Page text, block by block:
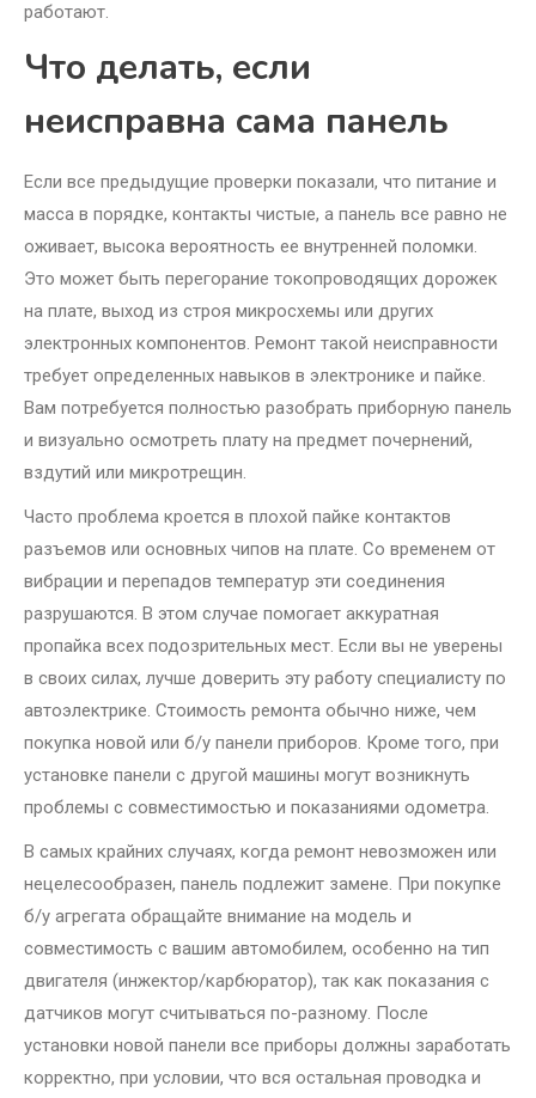
работают.
Что делать, если
неисправна сама панель
Если все предыдущие проверки показали, что питание и
масса в порядке, контакты чистые, а панель все равно не
оживает, высока вероятность ее внутренней поломки.
Это может быть перегорание токопроводящих дорожек
на плате, выход из строя микросхемы или других
электронных компонентов. Ремонт такой неисправности
требует определенных навыков в электронике и пайке.
Вам потребуется полностью разобрать приборную панель
и визуально осмотреть плату на предмет почернений,
вздутий или микротрещин.
Часто проблема кроется в плохой пайке контактов
разъемов или основных чипов на плате. Со временем от
вибрации и перепадов температур эти соединения
разрушаются. В этом случае помогает аккуратная
пропайка всех подозрительных мест. Если вы не уверены
в своих силах, лучше доверить эту работу специалисту по
автоэлектрике. Стоимость ремонта обычно ниже, чем
покупка новой или б/у панели приборов. Кроме того, при
установке панели с другой машины могут возникнуть
проблемы с совместимостью и показаниями одометра.
В самых крайних случаях, когда ремонт невозможен или
нецелесообразен, панель подлежит замене. При покупке
б/у агрегата обращайте внимание на модель и
совместимость с вашим автомобилем, особенно на тип
двигателя (инжектор/карбюратор), так как показания с
датчиков могут считываться по-разному. После
установки новой панели все приборы должны заработать
корректно, при условии, что вся остальная проводка и